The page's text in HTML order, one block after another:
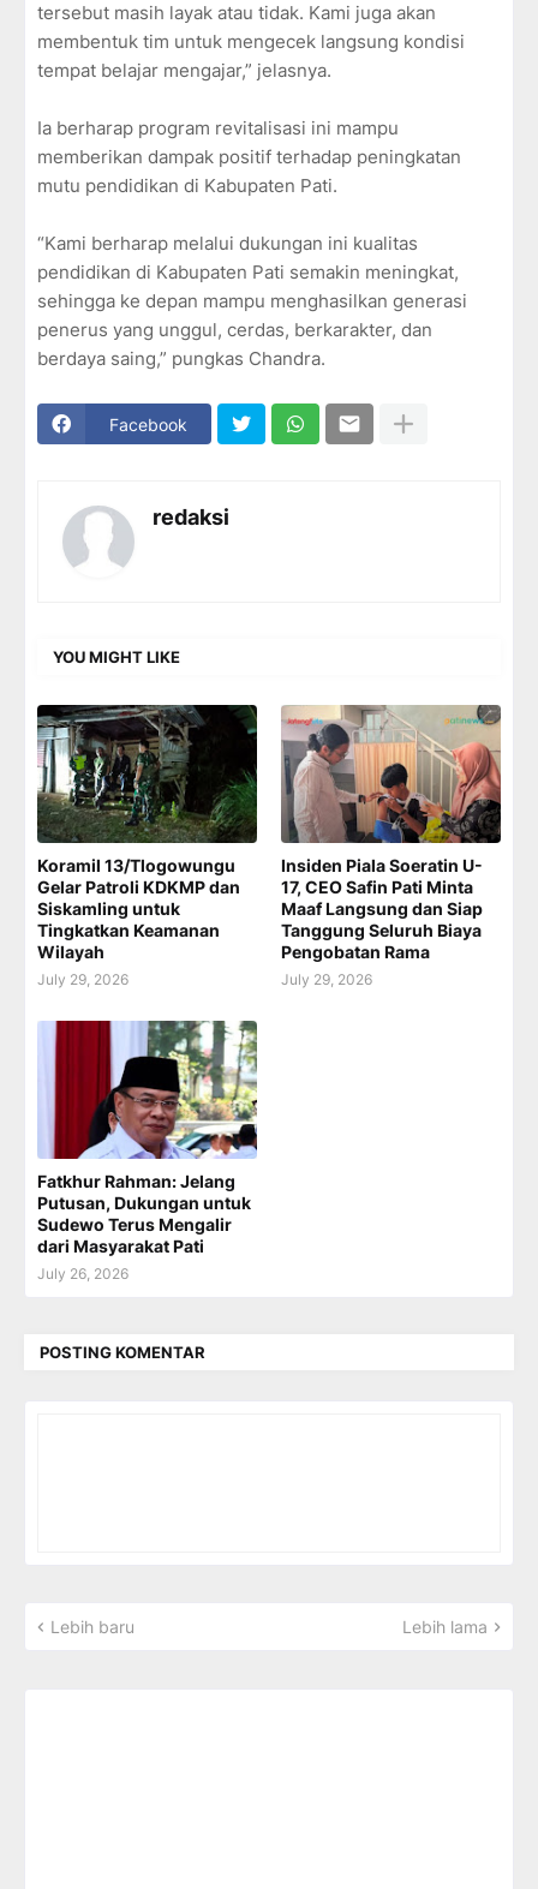
tersebut masih layak atau tidak. Kami juga akan
membentuk tim untuk mengecek langsung kondisi
tempat belajar mengajar,” jelasnya.
Ia berharap program revitalisasi ini mampu
memberikan dampak positif terhadap peningkatan
mutu pendidikan di Kabupaten Pati.
“Kami berharap melalui dukungan ini kualitas
pendidikan di Kabupaten Pati semakin meningkat,
sehingga ke depan mampu menghasilkan generasi
penerus yang unggul, cerdas, berkarakter, dan
berdaya saing,” pungkas Chandra.
Facebook
redaksi
YOU MIGHT LIKE
Koramil 13/Tlogowungu
Gelar Patroli KDKMP dan
Siskamling untuk
Tingkatkan Keamanan
Wilayah
July 29, 2026
Insiden Piala Soeratin U-
17, CEO Safin Pati Minta
Maaf Langsung dan Siap
Tanggung Seluruh Biaya
Pengobatan Rama
July 29, 2026
Fatkhur Rahman: Jelang
Putusan, Dukungan untuk
Sudewo Terus Mengalir
dari Masyarakat Pati
July 26, 2026
POSTING KOMENTAR
Lebih baru Lebih lama